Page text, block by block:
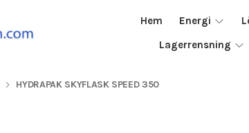
Hem Energi
Lagerrensning
HYDRAPAK SKYFLASK SPEED 350